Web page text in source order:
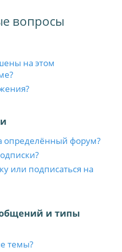
вопросы
на этом
определённый форум?
или подписаться на
и типы
темы?